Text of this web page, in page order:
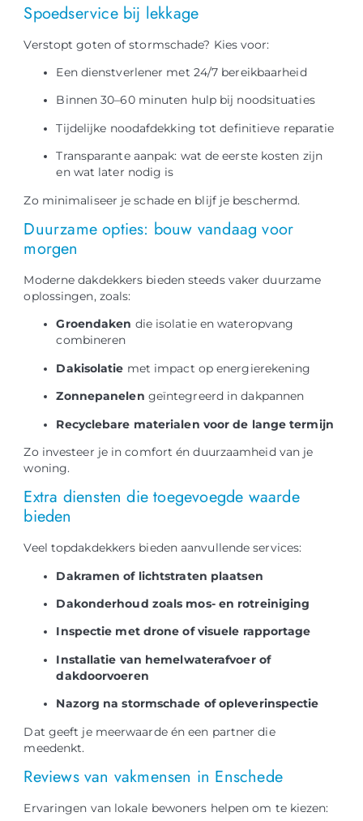
Spoedservice bij lekkage
Verstopt goten of stormschade? Kies voor:
Een dienstverlener met 24/7 bereikbaarheid
Binnen 30–60 minuten hulp bij noodsituaties
Tijdelijke noodafdekking tot definitieve reparatie
Transparante aanpak: wat de eerste kosten zijn
en wat later nodig is
Zo minimaliseer je schade en blijf je beschermd.
Duurzame opties: bouw vandaag voor
morgen
Moderne dakdekkers bieden steeds vaker duurzame
oplossingen, zoals:
Groendaken die isolatie en wateropvang
combineren
Dakisolatie met impact op energierekening
Zonnepanelen geïntegreerd in dakpannen
Recyclebare materialen voor de lange termijn
Zo investeer je in comfort én duurzaamheid van je
woning.
Extra diensten die toegevoegde waarde
bieden
Veel topdakdekkers bieden aanvullende services:
Dakramen of lichtstraten plaatsen
Dakonderhoud zoals mos- en rotreiniging
Inspectie met drone of visuele rapportage
Installatie van hemelwaterafvoer of
dakdoorvoeren
Nazorg na stormschade of opleverinspectie
Dat geeft je meerwaarde én een partner die
meedenkt.
Reviews van vakmensen in Enschede
Ervaringen van lokale bewoners helpen om te kiezen: